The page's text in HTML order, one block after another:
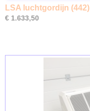
LSA luchtgordijn (442)
€ 1.633,50